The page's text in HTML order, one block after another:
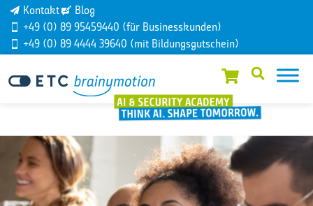
Kontakt
Blog
+49 (0) 89 95459440 (für Businesskunden)
+49 (0) 89 4444 39640 (mit Bildungsgutschein)